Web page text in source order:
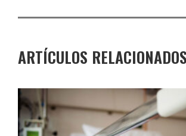
ARTÍCULOS RELACIONADOS